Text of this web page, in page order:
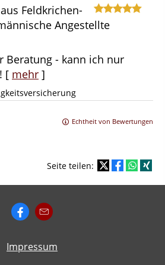
aus Feldkrichen-
Angestellte
Beratung - kann ich nur
[ mehr ]
Echtheit von Bewertungen
Seite teilen:
Impressum